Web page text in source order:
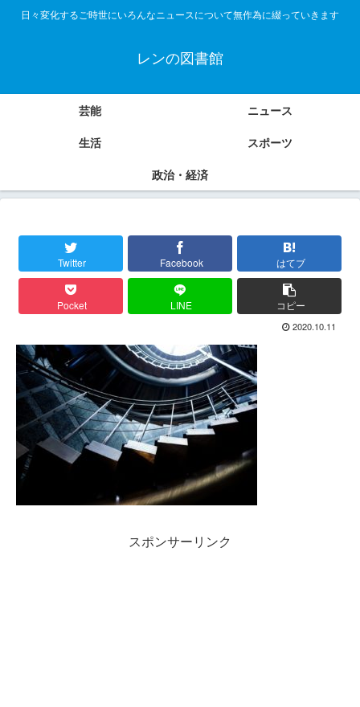
日々変化するご時世にいろんなニュースについて無作為に綴っていきます
レンの図書館
芸能
ニュース
生活
スポーツ
政治・経済
Twitter Facebook はてブ
Pocket LINE コピー
2020.10.11
スポンサーリンク